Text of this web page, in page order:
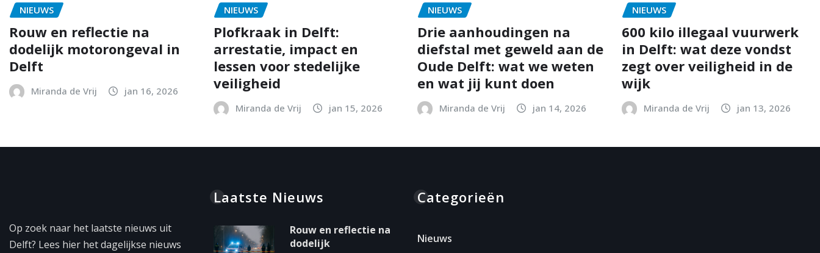
NIEUWS
Rouw en reflectie na
dodelijk motorongeval in
Delft
Miranda de Vrij jan 16, 2026
NIEUWS
Plofkraak in Delft:
arrestatie, impact en
lessen voor stedelijke
veiligheid
Miranda de Vrij jan 15, 2026
NIEUWS
Drie aanhoudingen na
diefstal met geweld aan de
Oude Delft: wat we weten
en wat jij kunt doen
Miranda de Vrij jan 14, 2026
NIEUWS
600 kilo illegaal vuurwerk
in Delft: wat deze vondst
zegt over veiligheid in de
wijk
Miranda de Vrij jan 13, 2026
Op zoek naar het laatste nieuws uit
Delft? Lees hier het dagelijkse nieuws
Laatste Nieuws
Rouw en reflectie na
dodelijk
Categorieën
Nieuws